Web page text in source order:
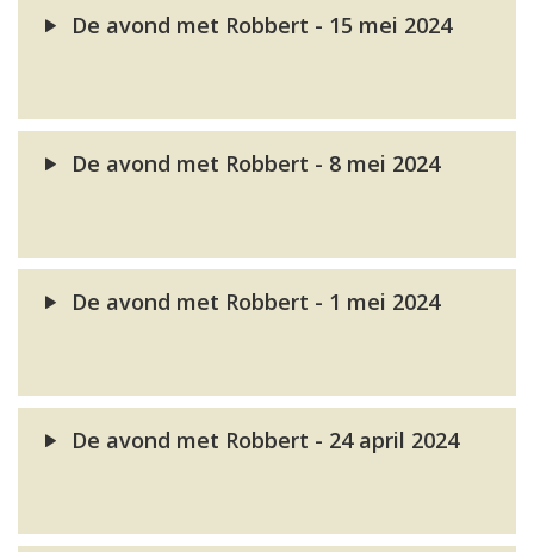
De avond met Robbert - 15 mei 2024
De avond met Robbert - 8 mei 2024
De avond met Robbert - 1 mei 2024
De avond met Robbert - 24 april 2024